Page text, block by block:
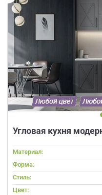
Угловая кухня
Материал:
Форма:
Стиль:
Цвет: